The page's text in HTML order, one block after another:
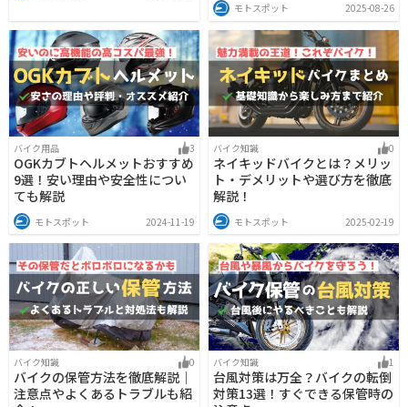
モトスポット 2025-08-26
バイク用品 3
OGKカブトヘルメットおすすめ
9選！安い理由や安全性につい
ても解説
モトスポット 2024-11-19
バイク知識 0
ネイキッドバイクとは？メリッ
ト・デメリットや選び方を徹底
解説！
モトスポット 2025-02-19
バイク知識 0
バイクの保管方法を徹底解説｜
注意点やよくあるトラブルも紹
バイク知識 1
台風対策は万全？バイクの転倒
対策13選！すぐできる保管時の